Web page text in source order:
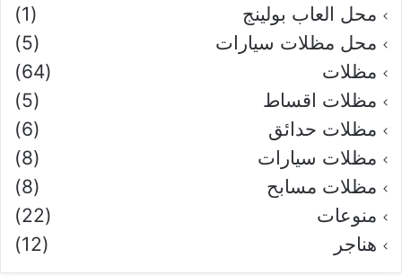
محل العاب بولينج
(1)
محل مظلات سيارات
(5)
مظلات
(64)
مظلات اقساط
(5)
مظلات حدائق
(6)
مظلات سيارات
(8)
مظلات مسابح
(8)
منوعات
(22)
هناجر
(12)